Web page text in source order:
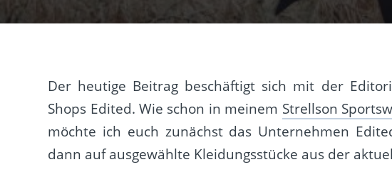
Der heutige Beitrag beschäftigt sich mit der
Shops Edited. Wie schon in meinem Strellson
möchte ich euch zunächst das Unternehmen
dann auf ausgewählte Kleidungsstücke aus der